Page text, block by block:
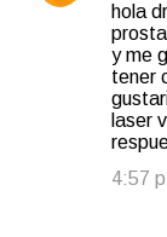
hola
y me
tener
laser
4:57